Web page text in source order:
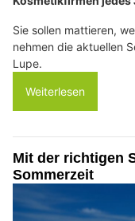
Sie sollen mattieren,
nehmen die aktuellen
Lupe.
Weiterlesen
Mit der richtigen
Sommerzeit